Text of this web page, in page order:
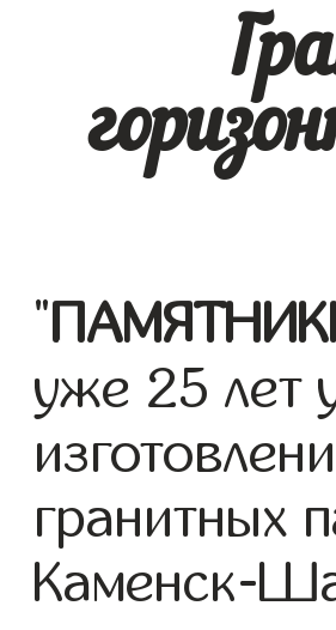
"
уже 25 лет
гранитных
Каменск-